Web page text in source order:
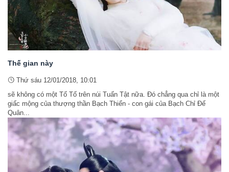
Thế gian này
Thứ sáu 12/01/2018, 10:01
sẽ không có một Tố Tố trên núi Tuấn Tật nữa. Đó chẳng qua chỉ là một
giấc mộng của thượng thần Bạch Thiển - con gái của Bạch Chỉ Đế
Quân...